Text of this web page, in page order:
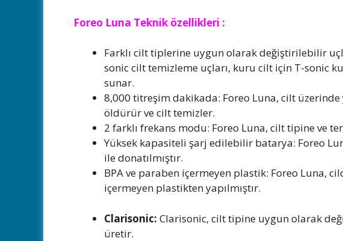
Foreo Luna Teknik özellikleri :
Farklı cilt tiplerine uygun olarak değiştirilebilir
sonic cilt temizleme uçları, kuru cilt için T-sonic
sunar.
8,000 titreşim dakikada: Foreo Luna, cilt
öldürür ve cilt temizler.
2 farklı frekans modu: Foreo Luna, cilt tipine ve
Yüksek kapasiteli şarj edilebilir batarya: Foreo
ile donatılmıştır.
BPA ve paraben içermeyen plastik: Foreo Luna,
içermeyen plastikten yapılmıştır.
Clarisonic: Clarisonic, cilt tipine uygun olarak
üretir.